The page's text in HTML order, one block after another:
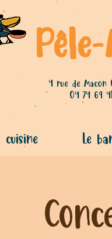
4 rue de Macon
04 74 69
cuisine Le